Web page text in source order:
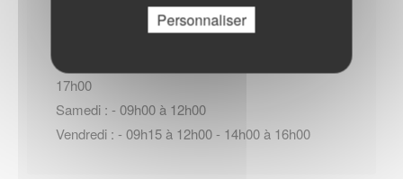
17h00
Samedi : - 09h00 à 12h00
Vendredi : - 09h15 à 12h00 - 14h00 à 16h00
Personnaliser